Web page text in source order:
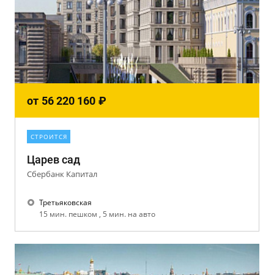
от 56 220 160 ₽
СТРОИТСЯ
Царев сад
Сбербанк Капитал
Третьяковская
15 мин. пешком , 5 мин. на авто